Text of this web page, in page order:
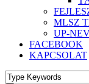
MLSZ
UP-
FACEBOOK
KAPCSOLAT